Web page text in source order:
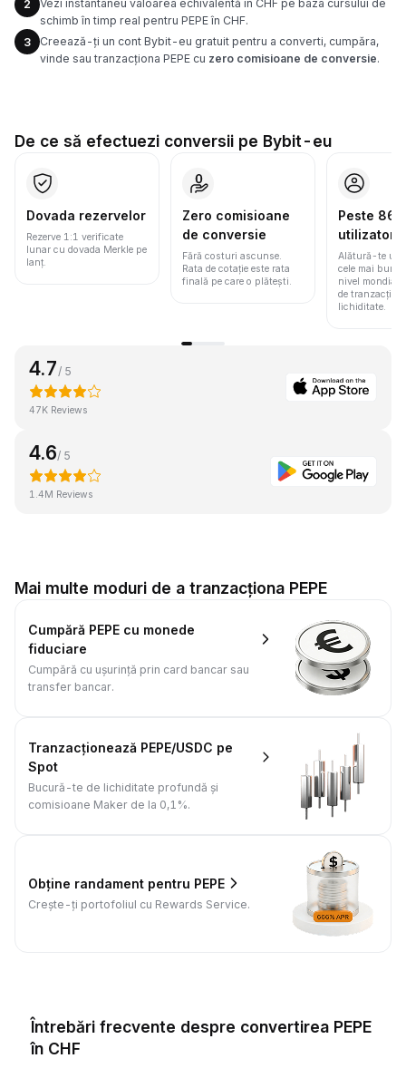
2
Vezi instantaneu valoarea echivalentă în CHF pe baza cursului de
schimb în timp real pentru PEPE în CHF.
3
Creează-ți un cont Bybit-eu gratuit pentru a converti, cumpăra,
vinde sau tranzacționa PEPE cu zero comisioane de conversie.
De ce să efectuezi conversii pe Bybit-eu
Dovada rezervelor
Rezerve 1:1 verificate
lunar cu dovada Merkle pe
lanț.
Zero comisioane
de conversie
Fără costuri ascunse.
Rata de cotație este rata
finală pe care o plătești.
Peste 86
utilizatori
Alătură-te
cele mai bune
nivel mondial
de
lichiditate.
4.7 / 5
47K Reviews
4.6/ 5
1.4M Reviews
Mai multe moduri de a tranzacționa PEPE
Cumpără PEPE cu monede
fiduciare
Cumpără cu ușurință prin card bancar sau
transfer bancar.
Tranzacționează PEPE/USDC pe
Spot
Bucură-te de lichiditate profundă și
comisioane Maker de la 0,1%.
Obține randament pentru PEPE
Crește-ți portofoliul cu Rewards Service.
Întrebări frecvente despre convertirea PEPE
în CHF